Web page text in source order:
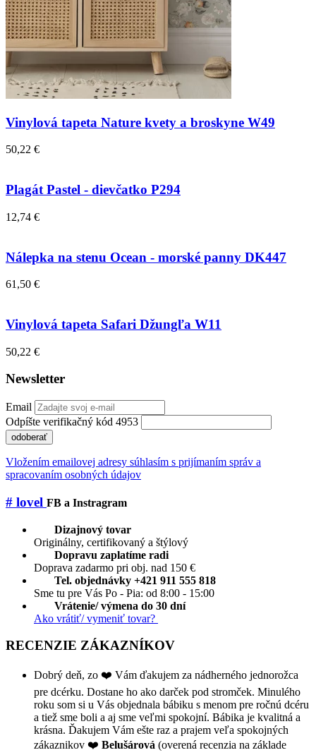
Vinylová tapeta Nature kvety a broskyne W49
50,22 €
Plagát Pastel - dievčatko P294
12,74 €
Nálepka na stenu Ocean - morské panny DK447
61,50 €
Vinylová tapeta Safari Džungľa W11
50,22 €
Newsletter
Email
Odpíšte verifikačný kód 4953
odoberať
Vložením emailovej adresy súhlasím s prijímaním správ a
spracovaním osobných údajov
# lovel FB a Instragram
Dizajnový tovar
Originálny, certifikovaný a štýlový
Dopravu zaplatíme radi
Doprava zadarmo pri obj. nad 150 €
Tel. objednávky +421 911 555 818
Sme tu pre Vás Po - Pia: od 8:00 - 15:00
Vrátenie/ výmena do 30 dní
Ako vrátiť/ vymeniť tovar?
RECENZIE ZÁKAZNÍKOV
Dobrý deň, zo ❤️ Vám ďakujem za nádherného jednorožca
pre dcérku. Dostane ho ako darček pod stromček. Minulého
roku som si u Vás objednala bábiku s menom pre ročnú dcéru
a tiež sme boli a aj sme veľmi spokojní. Bábika je kvalitná a
krásna. Ďakujem Vám ešte raz a prajem veľa spokojných
zákaznikov ❤️ Belušárová (overená recenzia na základe